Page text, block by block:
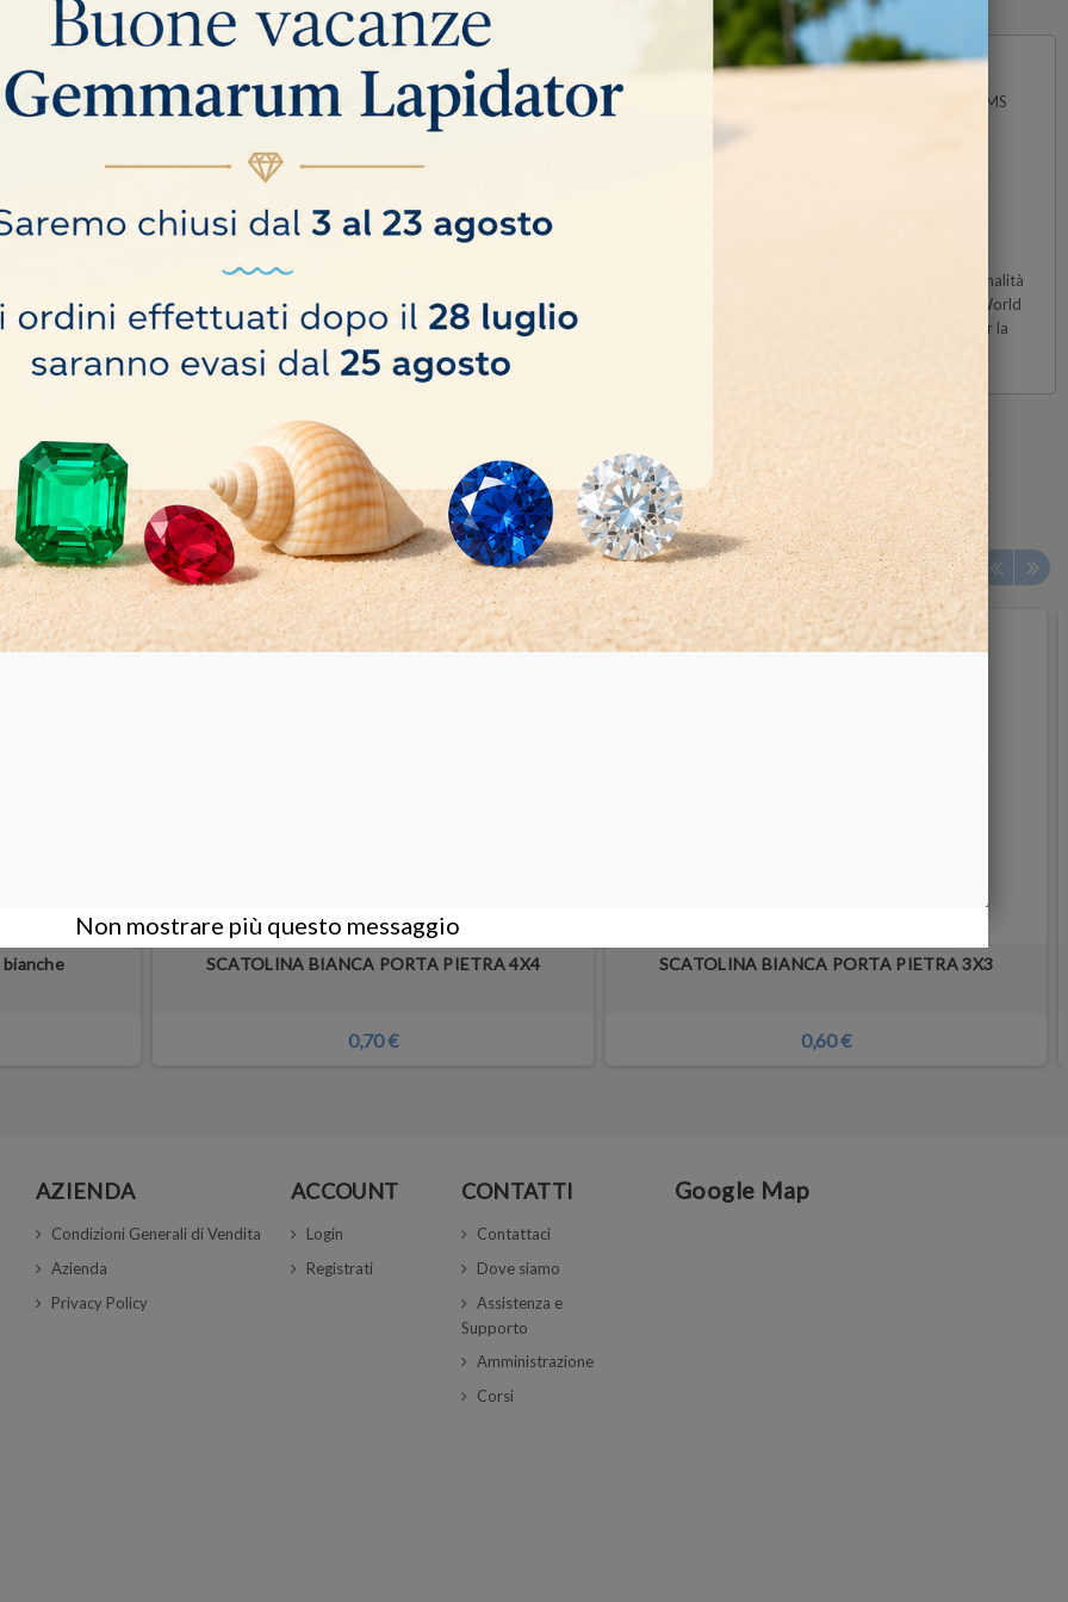
di colore. Sebbene i colori Munsell siano la base del sistema, in alcune parti è incorporata una speciale elaborazione del colore chiamata PMS
di includere colori aggiuntivi rispetto a quelli presentati nel libro originale Munsell.
World of Color una risorsa per la classificazione dei colori della maggior parte delle gemme
il colore delle vostre Gemme di colore. Identificare il colore di una pietra sfaccettata trasparente è un lavoro complesso. In effetti, i
colore tridimensionale di una pietra preziosa trasparente con gli ovali di colore opaco stampati nel sistema World of Color. Tuttavia,
in seguito, ripetere il processo di valutazione con alcuni campioni noti dimostrerà che il sistema è coerente ed affidabile.
e portatile. Il sistema è stato progettato come un libro a fogli mobili che è dotato di 40 pagine a colori di alta qualità che rappresentano le tonalità
trasparente che fornisce il nome del colore corrispondente ad ogni posizione Munsell. Fa parte del set una “Corona sfaccettata” WOC (World
a simulare tridimensionalmente l'aspetto del colore in una pietra preziosa. Nell’ultima sezione di questo manuale trovate 50 tabelle per la
essere utilizzati non solo per classificare, ma anche per valutare le gemme
comprato anche:
SCATOLINA BIANCA PORTA PIETRA 4X4
0,70 €
SCATOLINA BIANCA PORTA PIETRA 3X3
0,60 €
AZIENDA
Condizioni Generali di Vendita
Azienda
Privacy Policy
ACCOUNT
Login
Registrati
CONTATTI
Contattaci
Dove siamo
Assistenza e
Supporto
Amministrazione
Corsi
Google Map
Non mostrare più questo messaggio